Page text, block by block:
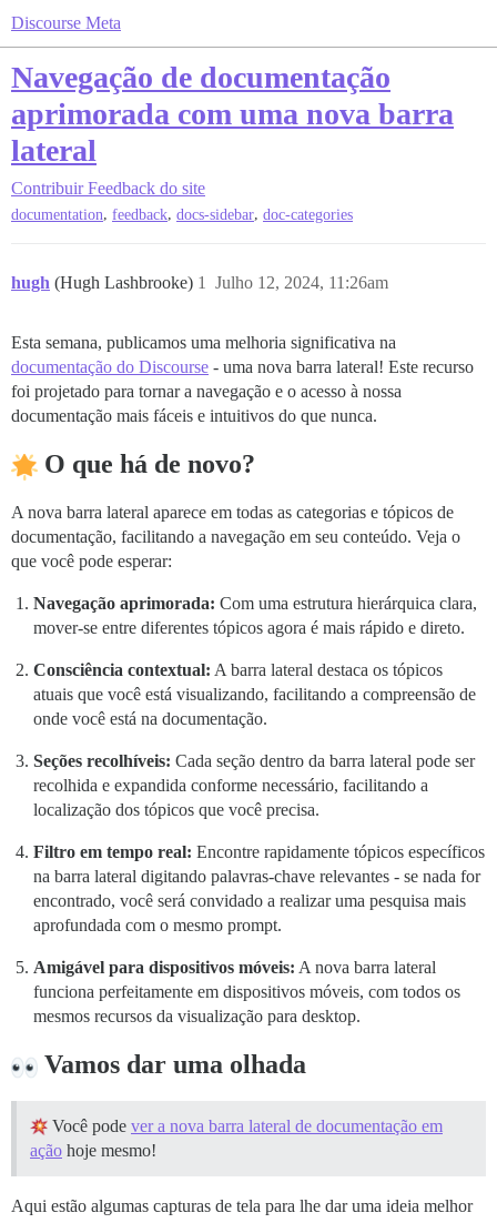
Discourse Meta
Navegação de documentação
aprimorada com uma nova barra
lateral
Contribuir Feedback do site
documentation, feedback, docs-sidebar, doc-categories
hugh (Hugh Lashbrooke) Julho 12, 2024, 11:26am
1
Esta semana, publicamos uma melhoria significativa na
documentação do Discourse - uma nova barra lateral! Este recurso
foi projetado para tornar a navegação e o acesso à nossa
documentação mais fáceis e intuitivos do que nunca.
O que há de novo?
A nova barra lateral aparece em todas as categorias e tópicos de
documentação, facilitando a navegação em seu conteúdo. Veja o
que você pode esperar:
Navegação aprimorada: Com uma estrutura hierárquica clara,
mover-se entre diferentes tópicos agora é mais rápido e direto.
Consciência contextual: A barra lateral destaca os tópicos
atuais que você está visualizando, facilitando a compreensão de
onde você está na documentação.
Seções recolhíveis: Cada seção dentro da barra lateral pode ser
recolhida e expandida conforme necessário, facilitando a
localização dos tópicos que você precisa.
Filtro em tempo real: Encontre rapidamente tópicos específicos
na barra lateral digitando palavras-chave relevantes - se nada for
encontrado, você será convidado a realizar uma pesquisa mais
aprofundada com o mesmo prompt.
Amigável para dispositivos móveis: A nova barra lateral
funciona perfeitamente em dispositivos móveis, com todos os
mesmos recursos da visualização para desktop.
Vamos dar uma olhada
Você pode ver a nova barra lateral de documentação em
ação hoje mesmo!
Aqui estão algumas capturas de tela para lhe dar uma ideia melhor